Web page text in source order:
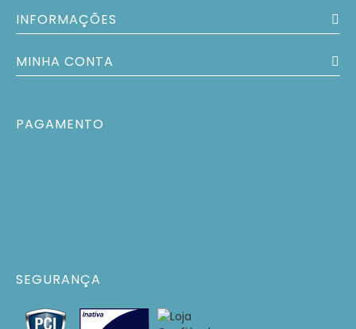
INFORMAÇÕES
MINHA CONTA
PAGAMENTO
SEGURANÇA